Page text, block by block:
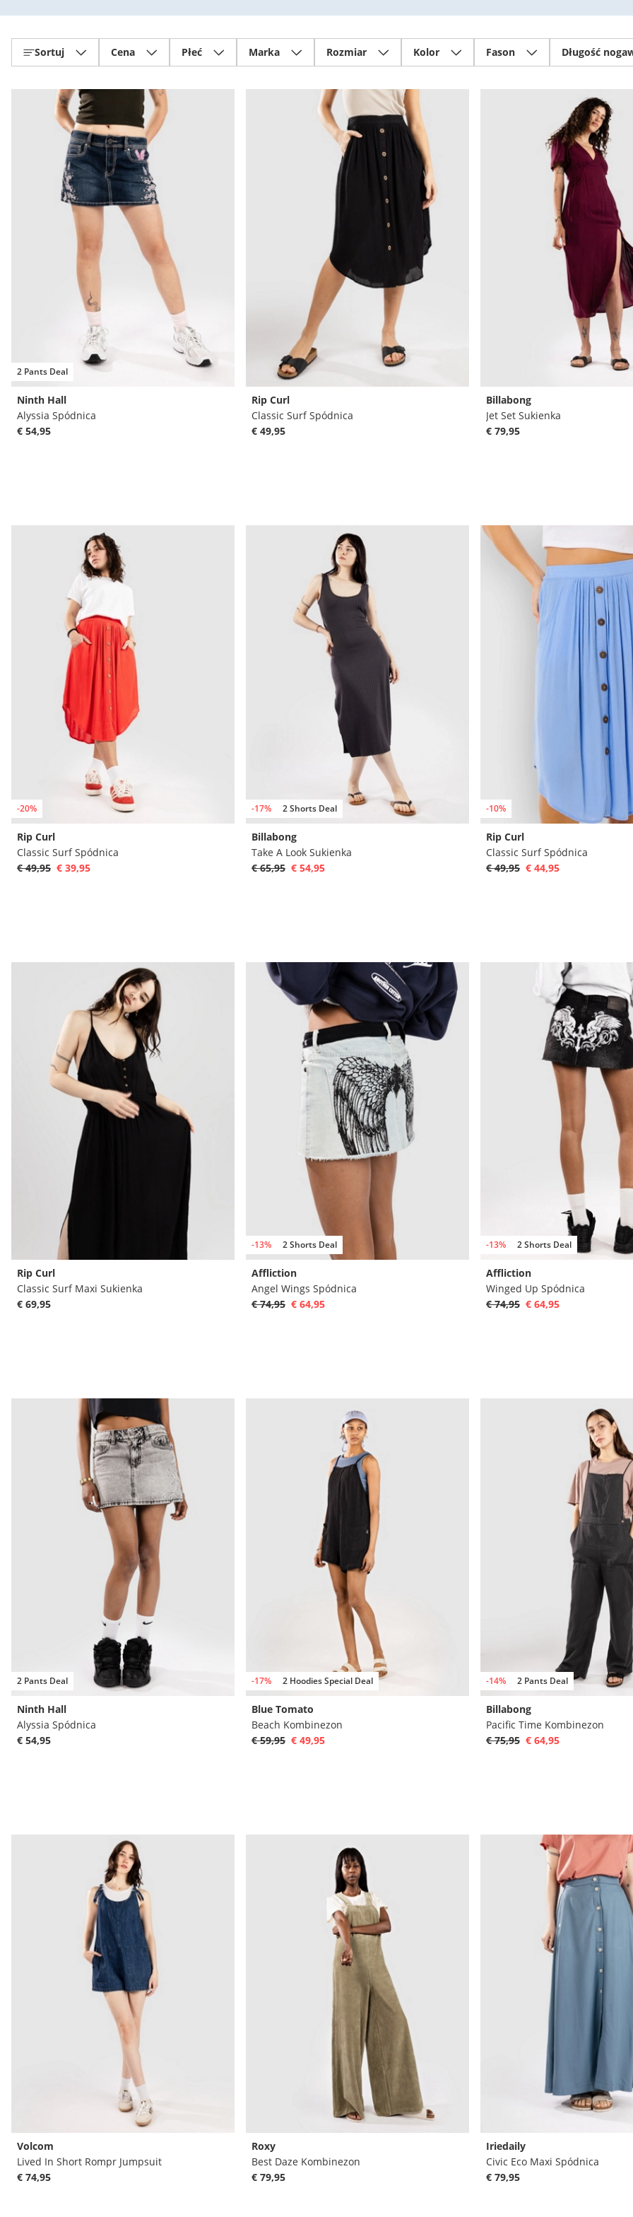
Sortuj Cena Płeć Marka Rozmiar Kolor Fason Długość
2 Pants Deal
Ninth Hall
Alyssia Spódnica
€ 54,95
Rip Curl
Classic Surf Spódnica
€ 49,95
Billabong
Jet Set Sukienka
€ 79,95
-20%
Rip Curl
Classic Surf Spódnica
€ 49,95 € 39,95
-17% 2 Shorts Deal
Billabong
Take A Look Sukienka
€ 65,95 € 54,95
-10%
Rip Curl
Classic Surf Spódnica
€ 49,95 € 44,95
Rip Curl
Classic Surf Maxi Sukienka
€ 69,95
-13% 2 Shorts Deal
Affliction
Angel Wings Spódnica
€ 74,95 € 64,95
-13% 2 Shorts Deal
Affliction
Winged Up Spódnica
€ 74,95 € 64,95
2 Pants Deal
Ninth Hall
Alyssia Spódnica
€ 54,95
-17% 2 Hoodies Special Deal
Blue Tomato
Beach Kombinezon
€ 59,95 € 49,95
-14% 2 Pants Deal
Billabong
Pacific Time Kombinezon
€ 75,95 € 64,95
Volcom
Lived In Short Rompr Jumpsuit
€ 74,95
Roxy
Best Daze Kombinezon
€ 79,95
Iriedaily
Civic Eco Maxi Spódnica
€ 79,95